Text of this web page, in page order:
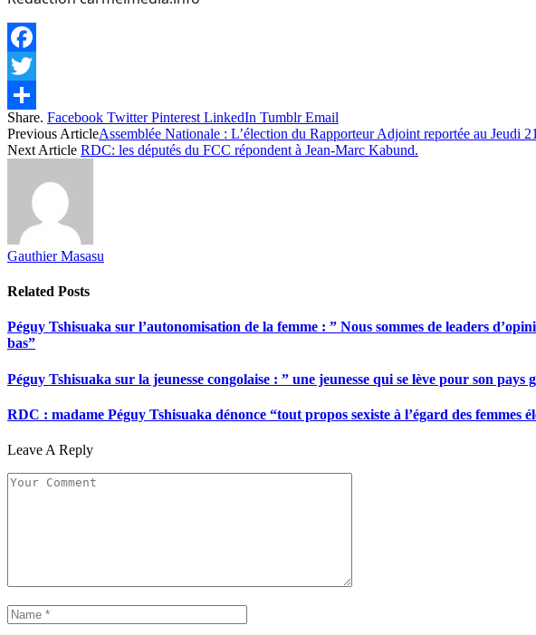
Facebook
Twitter
Share
Share. Facebook Twitter Pinterest LinkedIn Tumblr Email
Previous ArticleAssemblée Nationale : L’élection du Rapporteur Adjoint reportée au Jeudi
Next Article RDC: les députés du FCC répondent à Jean-Marc Kabund.
Gauthier Masasu
Related Posts
Péguy Tshisuaka sur l’autonomisation de la femme : ” Nous sommes de leaders
bas”
Péguy Tshisuaka sur la jeunesse congolaise : ” une jeunesse qui se lève pour son pays
RDC : madame Péguy Tshisuaka dénonce “tout propos sexiste à l’égard des
Leave A Reply